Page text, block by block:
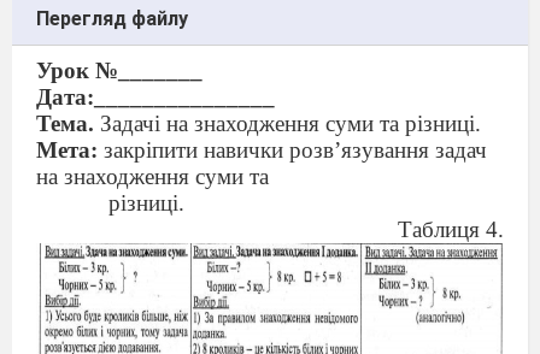
Перегляд файлу
Урок №_______
Дата:_______________
Тема. Задачі на знаходження суми та різниці.
Мета: закріпити навички розв’язування задач
на знаходження суми та
різниці.
Таблиця 4.